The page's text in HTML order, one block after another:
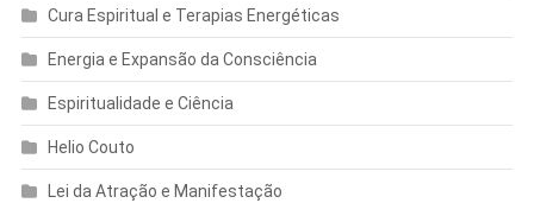
Cura Espiritual e Terapias Energéticas
Energia e Expansão da Consciência
Espiritualidade e Ciência
Helio Couto
Lei da Atração e Manifestação